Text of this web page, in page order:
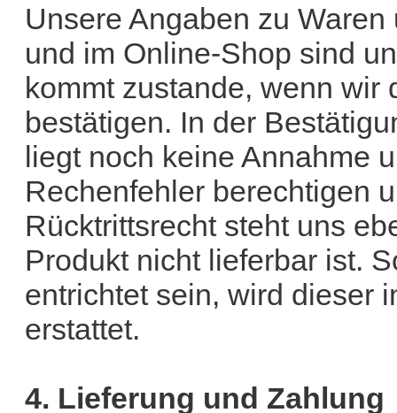
Unsere Angaben zu
und im Online-Shop sind
kommt zustande, wenn wir
bestätigen. In der
liegt noch keine Annahme
Rechenfehler berechtigen
Rücktrittsrecht steht uns
Produkt nicht lieferbar ist.
entrichtet sein, wird dieser
erstattet.
4. Lieferung und Zahlung